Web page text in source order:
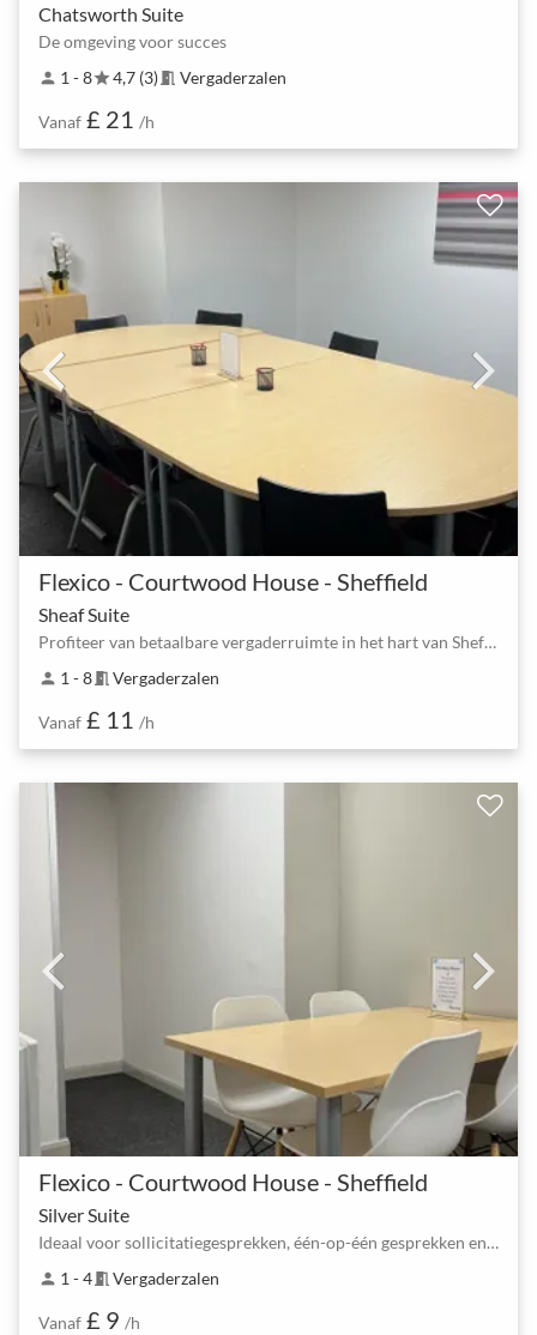
Chatsworth Suite
De omgeving voor succes
person 1 - 8star4,7 (3) meeting_room Vergaderzalen
Vanaf £ 21 /h
Flexico - Courtwood House - Sheffield
Sheaf Suite
Profiteer van betaalbare vergaderruimte in het hart van Sheffield.
person 1 - 8meeting_room Vergaderzalen
Vanaf £ 11 /h
Flexico - Courtwood House - Sheffield
Silver Suite
Ideaal voor sollicitatiegesprekken, één-op-één gesprekken en informele bijpraatjes
person 1 - 4meeting_room Vergaderzalen
Vanaf £ 9 /h